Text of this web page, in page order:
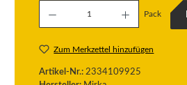
Produkt Anzahl: Gib den gewünschten Wert
Pack
Zum Merkzettel hinzufügen
Artikel-Nr.: 2334109925